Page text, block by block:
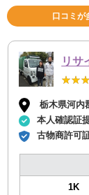
口コミが
リサ
栃木県河内
本人確認証
古物商許可
1K